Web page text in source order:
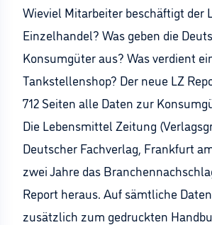
Wieviel Mitarbeiter beschäftigt der
Einzelhandel? Was geben die
Konsumgüter aus? Was verdient
Tankstellenshop? Der neue LZ
712 Seiten alle Daten zur
Die Lebensmittel Zeitung
Deutscher Fachverlag, Frankfurt
zwei Jahre das
Report heraus. Auf sämtliche
zusätzlich zum gedruckten